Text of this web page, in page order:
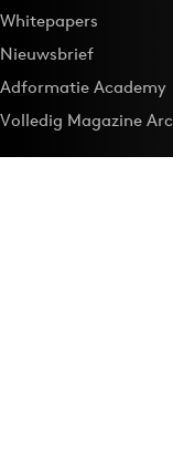
Whitepapers
Nieuwsbrief
Adformatie Academy
Volledig Magazine